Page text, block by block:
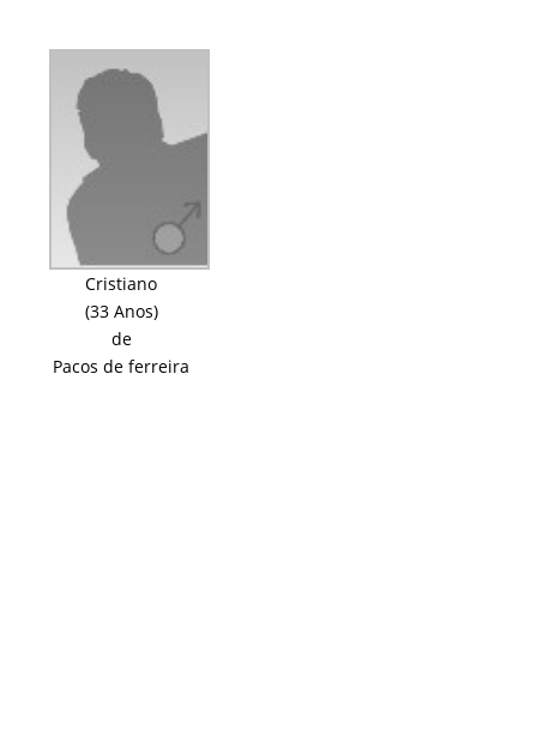
Cristiano
(33 Anos)
de
Pacos de ferreira